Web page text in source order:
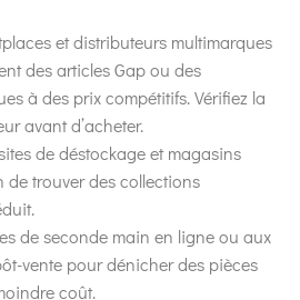
et distributeurs multimarques
des articles Gap ou des
à des prix compétitifs. Vérifiez la
avant d’acheter.
de déstockage et magasins
de trouver des collections
de seconde main en ligne ou aux
vente pour dénicher des pièces
coût.